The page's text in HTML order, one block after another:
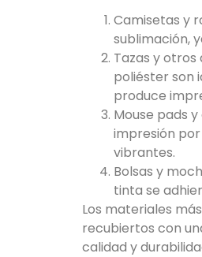
Camisetas y
sublimación,
Tazas y
poliéster son
produce
Mouse pads
impresión
vibrantes.
Bolsas y
tinta se
Los materiales
recubiertos con
calidad y